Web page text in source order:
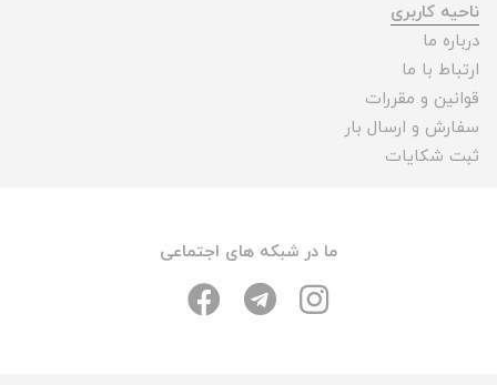
ناحیه کاربری
درباره ما
ارتباط با ما
قوانین و مقررات
سفارش و ارسال بار
ثبت شکایات
ما در شبکه های اجتماعی